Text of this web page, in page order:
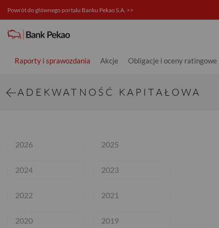
Powrót do głównego portalu Banku Pekao S.A. >>
Raporty i sprawozdania Akcje Obligacje i oceny ratingowe
Adekwatność kapitałowa -
ADEKWATNOŚĆ KAPITAŁOWA
2026 2025
2024 2023
2022 2021
2020 2019